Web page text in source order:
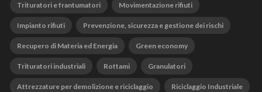
Trituratori e frantumatori Movimentazione rifiuti
Impianto rifiuti Prevenzione, sicurezza e gestione dei rischi
Recupero di Materia ed Energia Green economy
Trituratori industriali Rottami Granulatori
Attrezzature per demolizione e riciclaggio Riciclaggio Industriale